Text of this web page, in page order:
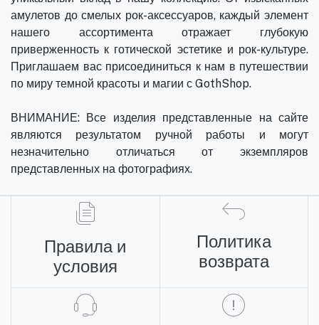
амулетов до смелых рок-аксессуаров, каждый элемент
нашего ассортимента отражает глубокую
приверженность к готической эстетике и рок-культуре.
Приглашаем вас присоединиться к нам в путешествии
по миру темной красоты и магии с GothShop.
ВНИМАНИЕ: Все изделия представленные на сайте
являются результатом ручной работы и могут
незначительно отличаться от экземпляров
представленных на фотографиях.
Правила и
условия
Политика
возврата